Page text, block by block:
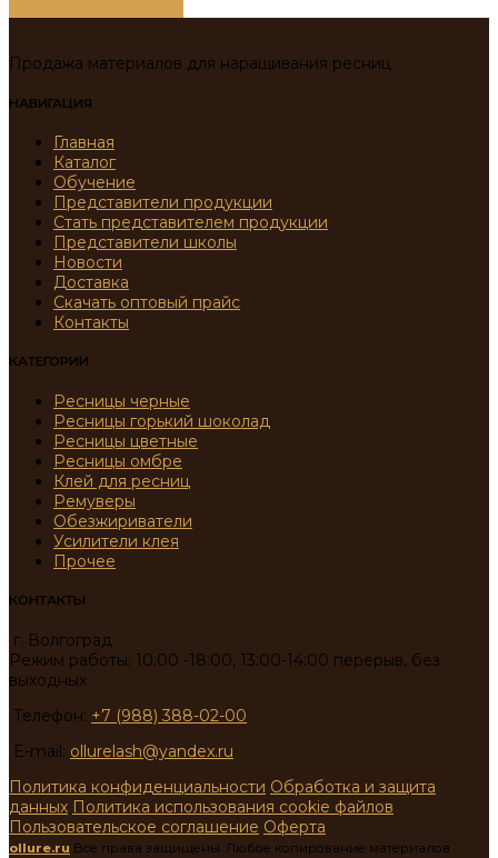
Продажа материалов для наращивания ресниц
НАВИГАЦИЯ
Главная
Каталог
Обучение
Представители продукции
Стать представителем продукции
Представители школы
Новости
Доставка
Скачать оптовый прайс
Контакты
КАТЕГОРИИ
Ресницы черные
Ресницы горький шоколад
Ресницы цветные
Ресницы омбре
Клей для ресниц
Ремуверы
Обезжириватели
Усилители клея
Прочее
КОНТАКТЫ
г. Волгоград
Режим работы: 10:00 -18:00, 13:00-14:00 перерыв, без
выходных
Телефон: +7 (988) 388-02-00
E-mail: ollurelash@yandex.ru
Политика конфиденциальности Обработка и защита
данных Политика использования cookie файлов
Пользовательское соглашение Оферта
ollure.ru Все права защищены. Любое копирование материалов